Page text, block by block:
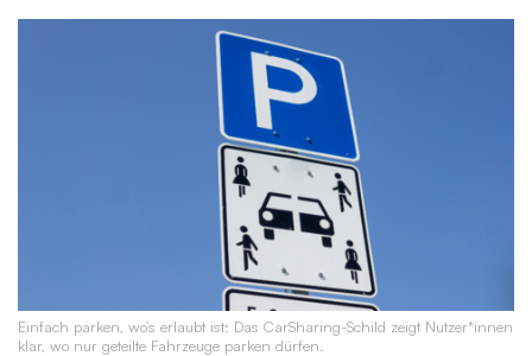
Einfach parken, wo’s erlaubt ist: Das CarSharing-Schild zeigt Nutzer*innen
klar, wo nur geteilte Fahrzeuge parken dürfen.